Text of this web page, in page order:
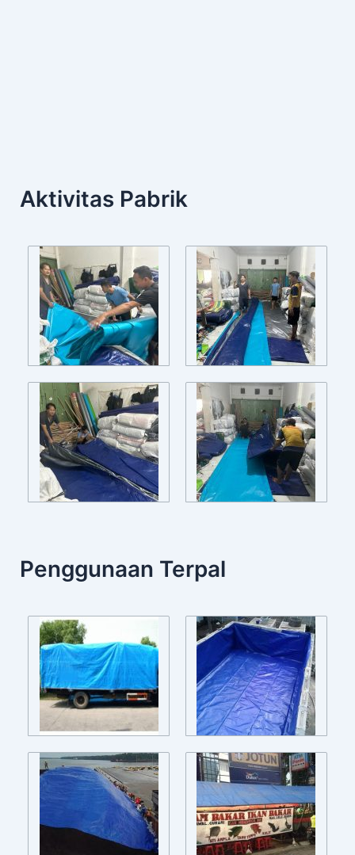
Aktivitas Pabrik
Penggunaan Terpal